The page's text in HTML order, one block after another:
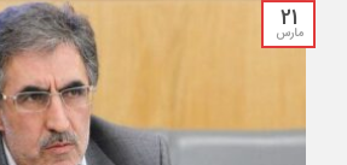
21
مارس